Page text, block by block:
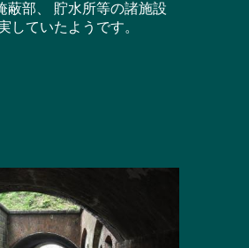
部、 貯水所等の諸施設
ていたようです。